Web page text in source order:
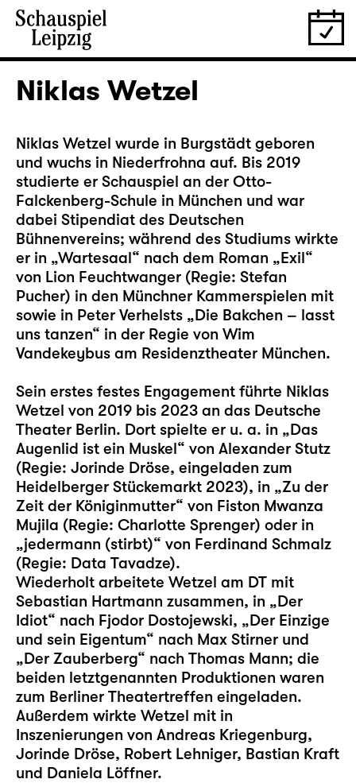
Niklas Wetzel
Niklas Wetzel wurde in Burgstädt geboren
und wuchs in Niederfrohna auf. Bis 2019
studierte er Schauspiel an der Otto-
Falckenberg-Schule in München und war
dabei Stipendiat des Deutschen
Bühnenvereins; während des Studiums wirkte
er in „Wartesaal“ nach dem Roman „Exil“
von Lion Feuchtwanger (Regie: Stefan
Pucher) in den Münchner Kammerspielen mit
sowie in Peter Verhelsts „Die Bakchen – lasst
uns tanzen“ in der Regie von Wim
Vandekeybus am Residenztheater München.
Sein erstes festes Engagement führte Niklas
Wetzel von 2019 bis 2023 an das Deutsche
Theater Berlin. Dort spielte er u. a. in „Das
Augenlid ist ein Muskel“ von Alexander Stutz
(Regie: Jorinde Dröse, eingeladen zum
Heidelberger Stückemarkt 2023), in „Zu der
Zeit der Königinmutter“ von Fiston Mwanza
Mujila (Regie: Charlotte Sprenger) oder in
„jedermann (stirbt)“ von Ferdinand Schmalz
(Regie: Data Tavadze).
Wiederholt arbeitete Wetzel am DT mit
Sebastian Hartmann zusammen, in „Der
Idiot“ nach Fjodor Dostojewski, „Der Einzige
und sein Eigentum“ nach Max Stirner und
„Der Zauberberg“ nach Thomas Mann; die
beiden letztgenannten Produktionen waren
zum Berliner Theatertreffen eingeladen.
Außerdem wirkte Wetzel mit in
Inszenierungen von Andreas Kriegenburg,
Jorinde Dröse, Robert Lehniger, Bastian Kraft
und Daniela Löffner.